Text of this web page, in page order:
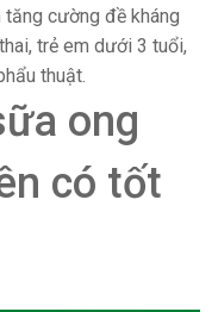
cường đề kháng
trẻ em dưới 3 tuổi,
thuật.
ong
có tốt